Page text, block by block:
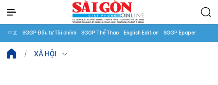
中文 SGGP Đầu tư Tài chính SGGP Thể Thao English Edition SGGP Epaper
XÃ HỘI